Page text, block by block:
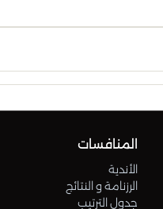
المنافسات
الأندية
الرزنامة و النتائج
جدول الترتيب